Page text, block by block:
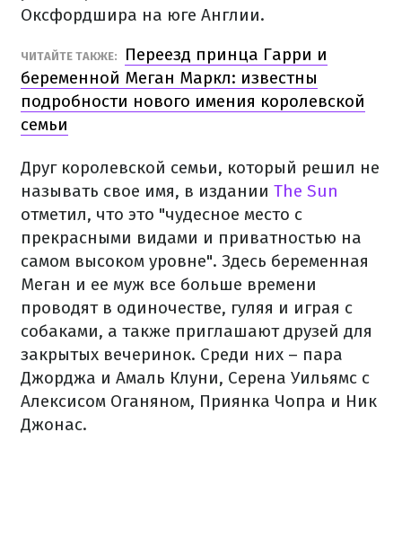
Оксфордшира на юге Англии.
ЧИТАЙТЕ ТАКЖЕ:
Переезд принца Гарри и
беременной Меган Маркл: известны
подробности нового имения королевской
семьи
Друг королевской семьи, который решил не
называть свое имя, в издании The Sun
отметил, что это "чудесное место с
прекрасными видами и приватностью на
самом высоком уровне". Здесь беременная
Меган и ее муж все больше времени
проводят в одиночестве, гуляя и играя с
собаками, а также приглашают друзей для
закрытых вечеринок. Среди них – пара
Джорджа и Амаль Клуни, Серена Уильямс с
Алексисом Оганяном, Приянка Чопра и Ник
Джонас.